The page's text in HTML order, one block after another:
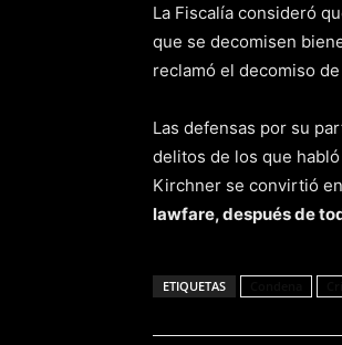
La Fiscalía consideró
que se decomisen
reclamó el decomiso
Las defensas por su
delitos de los que
Kirchner se convirtió
lawfare, después de
ETIQUETAS